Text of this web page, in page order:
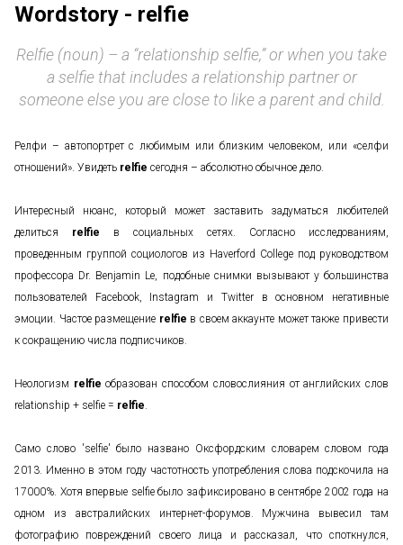
Wordstory - relfie
Relfie (noun) – a “relationship selfie,” or when you take
a selfie that includes a relationship partner or
someone else you are close to like a parent and child.
Релфи – автопортрет с любимым или близким человеком, или «селфи
отношений». Увидеть relfie сегодня – абсолютно обычное дело.
Интересный нюанс, который может заставить задуматься любителей
делиться relfie в социальных сетях. Согласно исследованиям,
проведенным группой социологов из Haverford College под руководством
профессора Dr. Benjamin Le, подобные снимки вызывают у большинства
пользователей Facebook, Instagram и Twitter в основном негативные
эмоции. Частое размещение relfie в своем аккаунте может также привести
к сокращению числа подписчиков.
Неологизм relfie образован способом словослияния от английских слов
relationship + selfie = relfie.
Само слово 'selfie' было названо Оксфордским словарем словом года
2013. Именно в этом году частотность употребления слова подскочила на
17000%. Хотя впервые selfie было зафиксировано в сентябре 2002 года на
одном из австралийских интернет-форумов. Мужчина вывесил там
фотографию повреждений своего лица и рассказал, что споткнулся,